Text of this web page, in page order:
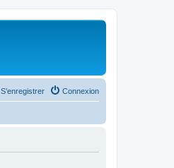
Connexion
S’enregistrer